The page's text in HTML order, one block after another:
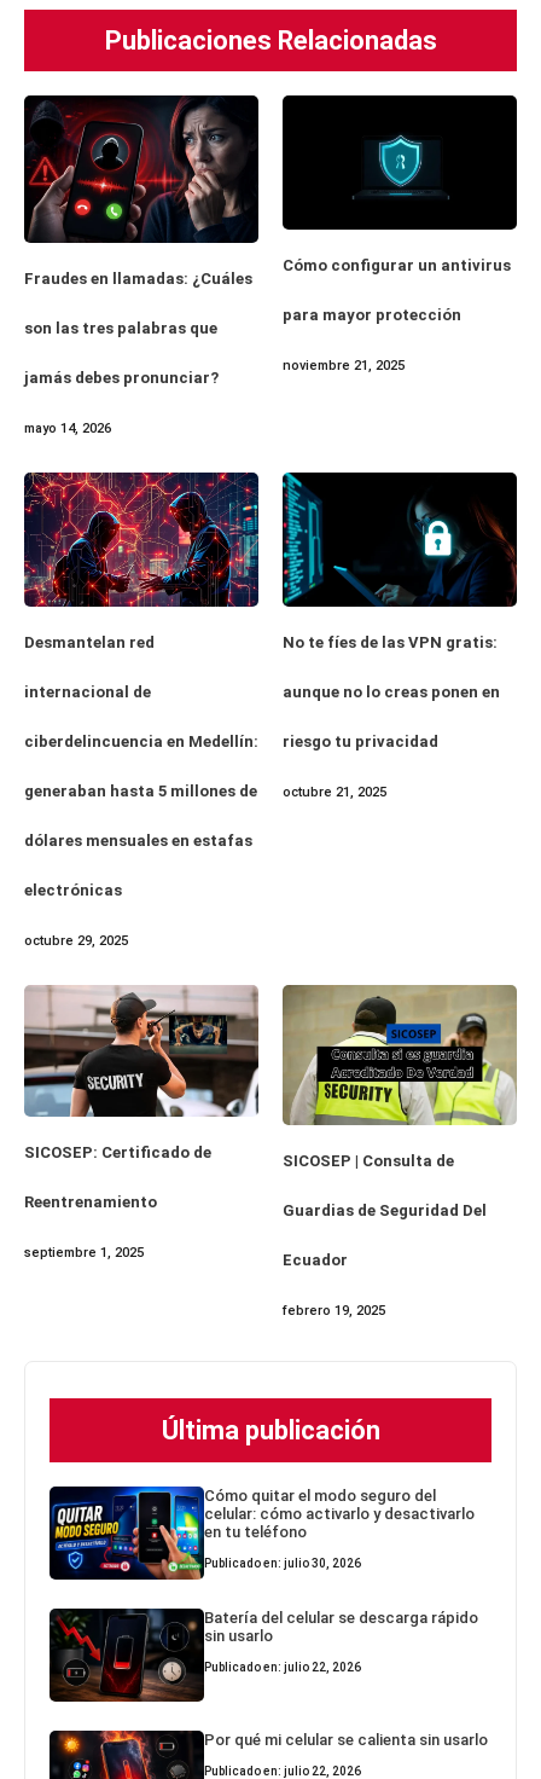
Publicaciones Relacionadas
Fraudes en llamadas: ¿Cuáles
son las tres palabras que
jamás debes pronunciar?
mayo 14, 2026
Cómo configurar un antivirus
para mayor protección
noviembre 21, 2025
Desmantelan red
internacional de
ciberdelincuencia en Medellín:
generaban hasta 5 millones de
dólares mensuales en estafas
electrónicas
octubre 29, 2025
No te fíes de las VPN gratis:
aunque no lo creas ponen en
riesgo tu privacidad
octubre 21, 2025
SICOSEP: Certificado de
Reentrenamiento
septiembre 1, 2025
SICOSEP | Consulta de
Guardias de Seguridad Del
Ecuador
febrero 19, 2025
Última publicación
Cómo quitar el modo seguro del
celular: cómo activarlo y desactivarlo
en tu teléfono
Publicado en: julio 30, 2026
Batería del celular se descarga rápido
sin usarlo
Publicado en: julio 22, 2026
Por qué mi celular se calienta sin usarlo
Publicado en: julio 22, 2026